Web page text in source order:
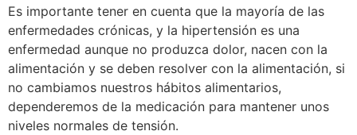
Es importante tener en cuenta que la mayoría de las
enfermedades crónicas, y la hipertensión es una
enfermedad aunque no produzca dolor, nacen con la
alimentación y se deben resolver con la alimentación, si
no cambiamos nuestros hábitos alimentarios,
dependeremos de la medicación para mantener unos
niveles normales de tensión.